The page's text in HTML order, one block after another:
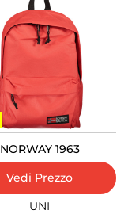
NORWAY 1963
Vedi Prezzo
UNI